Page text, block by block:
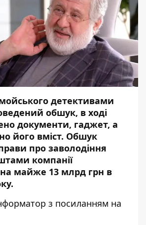
детективами
обшук, в ході
документи, гаджет, а
його вміст. Обшук
про заволодіння
компанії
майже 13 млрд грн в
з посиланням на